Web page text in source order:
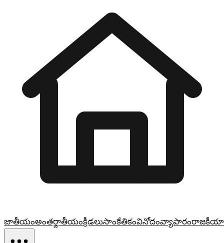
జాతీయంఅంతర్జాతీయంక్రీడలుసాంకేతికంవినోదంవ్యాపారం